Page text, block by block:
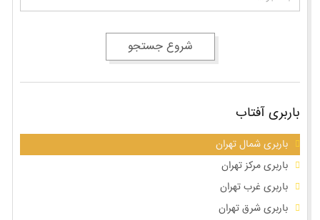
شروع جستجو
باربری آفتاب
باربری شمال تهران
باربری مرکز تهران
باربری غرب تهران
باربری شرق تهران